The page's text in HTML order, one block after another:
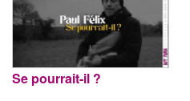
Se pourrait-il ?